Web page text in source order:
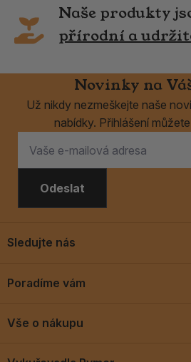
Naše produkty
přírodní a
Novinky na
Už nikdy nezmeškejte naše
nabídky. Přihlášení
Odeslat
Poradíme vám
Vše o nákupu
Sledujte nás